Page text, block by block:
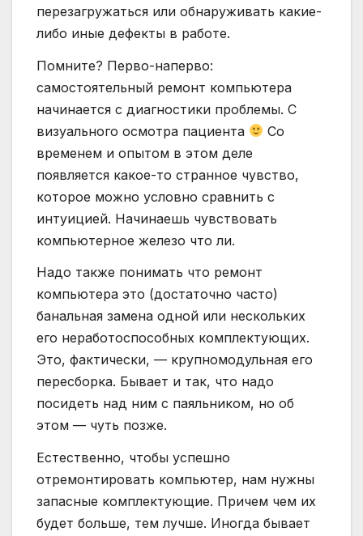
перезагружаться или обнаруживать какие-
либо иные дефекты в работе.
Помните? Перво-наперво:
самостоятельный ремонт компьютера
начинается с диагностики проблемы. С
визуального осмотра пациента
Со
временем и опытом в этом деле
появляется какое-то странное чувство,
которое можно условно сравнить с
интуицией. Начинаешь чувствовать
компьютерное железо что ли.
Надо также понимать что ремонт
компьютера это (достаточно часто)
банальная замена одной или нескольких
его неработоспособных комплектующих.
Это, фактически, — крупномодульная его
пересборка. Бывает и так, что надо
посидеть над ним с паяльником, но об
этом — чуть позже.
Естественно, чтобы успешно
отремонтировать компьютер, нам нужны
запасные комплектующие. Причем чем их
будет больше, тем лучше. Иногда бывает